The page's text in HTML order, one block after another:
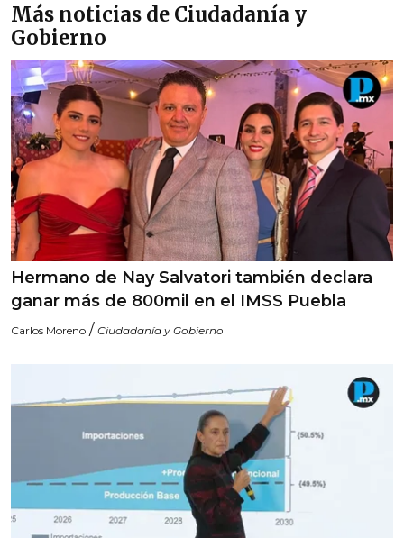
Más noticias de Ciudadanía y
Gobierno
Hermano de Nay Salvatori también declara
ganar más de 800mil en el IMSS Puebla
Carlos Moreno / Ciudadanía y Gobierno